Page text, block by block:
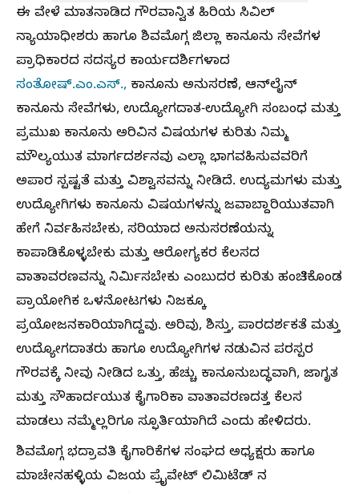
ಈ ವೇಳೆ ಮಾತನಾಡಿದ ಗೌರವಾನ್ವಿತ ಹಿರಿಯ ಸಿವಿಲ್
ನ್ಯಾಯಾಧೀಶರು ಹಾಗೂ ಶಿವಮೊಗ್ಗ ಜಿಲ್ಲಾ ಕಾನೂನು ಸೇವೆಗಳ
ಪ್ರಾಧಿಕಾರದ ಸದಸ್ಯರ ಕಾರ್ಯದರ್ಶಿಗಳಾದ
ಸಂತೋಷ್.ಎಂ.ಎಸ್., ಕಾನೂನು ಅನುಸರಣೆ, ಆನ್‌ಲೈನ್
ಕಾನೂನು ಸೇವೆಗಳು, ಉದ್ಯೋಗದಾತ-ಉದ್ಯೋಗಿ ಸಂಬಂಧ ಮತ್ತು
ಪ್ರಮುಖ ಕಾನೂನು ಅರಿವಿನ ವಿಷಯಗಳ ಕುರಿತು ನಿಮ್ಮ
ಮೌಲ್ಯಯುತ ಮಾರ್ಗದರ್ಶನವು ಎಲ್ಲಾ ಭಾಗವಹಿಸುವವರಿಗೆ
ಅಪಾರ ಸ್ಪಷ್ಟತೆ ಮತ್ತು ವಿಶ್ವಾಸವನ್ನು ನೀಡಿದೆ. ಉದ್ಯಮಗಳು ಮತ್ತು
ಉದ್ಯೋಗಿಗಳು ಕಾನೂನು ವಿಷಯಗಳನ್ನು ಜವಾಬ್ದಾರಿಯುತವಾಗಿ
ಹೇಗೆ ನಿರ್ವಹಿಸಬೇಕು, ಸರಿಯಾದ ಅನುಸರಣೆಯನ್ನು
ಕಾಪಾಡಿಕೊಳ್ಳಬೇಕು ಮತ್ತು ಆರೋಗ್ಯಕರ ಕೆಲಸದ
ವಾತಾವರಣವನ್ನು ನಿರ್ಮಿಸಬೇಕು ಎಂಬುದರ ಕುರಿತು ಹಂಚಿಕೊಂಡ
ಪ್ರಾಯೋಗಿಕ ಒಳನೋಟಗಳು ನಿಜಕ್ಕೂ
ಪ್ರಯೋಜನಕಾರಿಯಾಗಿದ್ದವು. ಅರಿವು, ಶಿಸ್ತು, ಪಾರದರ್ಶಕತೆ ಮತ್ತು
ಉದ್ಯೋಗದಾತರು ಹಾಗೂ ಉದ್ಯೋಗಿಗಳ ನಡುವಿನ ಪರಸ್ಪರ
ಗೌರವಕ್ಕೆ ನೀವು ನೀಡಿದ ಒತ್ತು, ಹೆಚ್ಚು ಕಾನೂನುಬದ್ಧವಾಗಿ, ಜಾಗೃತ
ಮತ್ತು ಸೌಹಾರ್ದಯುತ ಕೈಗಾರಿಕಾ ವಾತಾವರಣದತ್ತ ಕೆಲಸ
ಮಾಡಲು ನಮ್ಮೆಲ್ಲರಿಗೂ ಸ್ಫೂರ್ತಿಯಾಗಿದೆ ಎಂದು ಹೇಳಿದರು.
ಶಿವಮೊಗ್ಗ ಭದ್ರಾವತಿ ಕೈಗಾರಿಕೆಗಳ ಸಂಘದ ಅಧ್ಯಕ್ಷರು ಹಾಗೂ
ಮಾಚೇನಹಳ್ಳಿಯ ವಿಜಯ ಪ್ರೈವೇಟ್ ಲಿಮಿಟೆಡ್ ನ